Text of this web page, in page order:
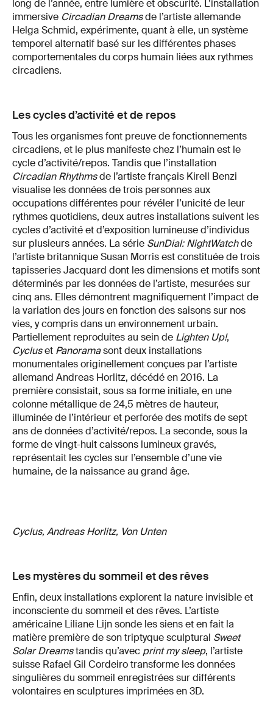
long de l’année, entre lumière et obscurité. L’installation
immersive Circadian Dreamsde l’artiste allemande
Helga Schmid, expérimente, quant à elle, un système
temporel alternatif basé sur les différentes phases
comportementales du corps humain liées aux rythmes
circadiens.
Les cycles d’activité et de repos
Tous les organismes font preuve de fonctionnements
circadiens, et le plus manifeste chez l’humain est le
cycle d’activité/repos. Tandis que l’installation
Circadian Rhythmsde l’artiste français Kirell Benzi
visualise les données de trois personnes aux
occupations différentes pour révéler l’unicité de leur
rythmes quotidiens, deux autres installations suivent les
cycles d’activité et d’exposition lumineuse d’individus
sur plusieurs années. La série SunDial: NightWatchde
l’artiste britannique Susan Morris est constituée de trois
tapisseries Jacquard dont les dimensions et motifs sont
déterminés par les données de l’artiste, mesurées sur
cinq ans. Elles démontrent magnifiquement l’impact de
la variation des jours en fonction des saisons sur nos
vies, y compris dans un environnement urbain.
Partiellement reproduites au sein de Lighten Up!,
Cycluset Panoramasont deux installations
monumentales originellement conçues par l’artiste
allemand Andreas Horlitz, décédé en 2016. La
première consistait, sous sa forme initiale, en une
colonne métallique de 24,5 mètres de hauteur,
illuminée de l’intérieur et perforée des motifs de sept
ans de données d’activité/repos. La seconde, sous la
forme de vingt-huit caissons lumineux gravés,
représentait les cycles sur l’ensemble d’une vie
humaine, de la naissance au grand âge.
Cyclus, Andreas Horlitz, Von Unten
Les mystères du sommeil et des rêves
Enfin, deux installations explorent la nature invisible et
inconsciente du sommeil et des rêves. L’artiste
américaine Liliane Lijn sonde les siens et en fait la
matière première de son triptyque sculptural Sweet
Solar Dreamstandis qu’avec print my sleep, l’artiste
suisse Rafael Gil Cordeiro transforme les données
singulières du sommeil enregistrées sur différents
volontaires en sculptures imprimées en 3D.